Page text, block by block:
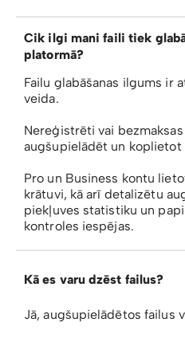
Cik ilgi mani faili tiek
platormā?
Failu glabāšanas ilgums ir
veida.
Nereģistrēti vai
augšupielādēt un
Pro un Business kontu
krātuvi, kā arī detalizētu
piekļuves statistiku un
kontroles iespējas.
Kā es varu dzēst failus?
Jā, augšupielādētos failus